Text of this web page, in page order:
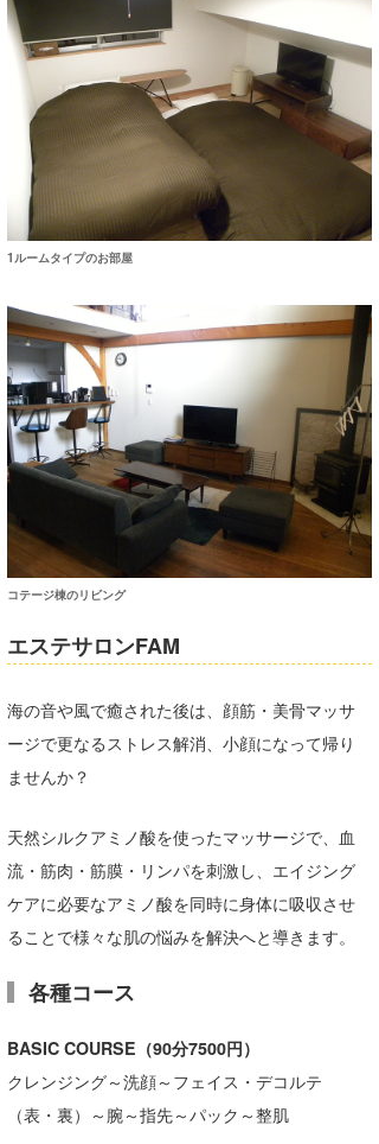
1ルームタイプのお部屋
コテージ棟のリビング
エステサロンFAM
海の音や風で癒された後は、顔筋・美骨マッサ
ージで更なるストレス解消、小顔になって帰り
ませんか？
天然シルクアミノ酸を使ったマッサージで、血
流・筋肉・筋膜・リンパを刺激し、エイジング
ケアに必要なアミノ酸を同時に身体に吸収させ
ることで様々な肌の悩みを解決へと導きます。
各種コース
BASIC COURSE（90分7500円）
クレンジング～洗顔～フェイス・デコルテ
（表・裏）～腕～指先～パック～整肌
NOBUFUKU
大野”MAR”修聖
喜納海人
H
KID
KOBU
KY
MIN
mitz
OYZ
S.K
Soulman
VAGY
waka☆=
YUKI☆
たっちー
まっきー
三輪予報士
小川予報士
上條将美
唐澤予報士
ゴン
米山予報士